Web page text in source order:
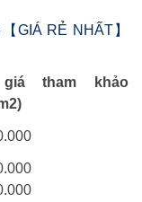
GIÁ RẺ NHẤT】
tham khảo